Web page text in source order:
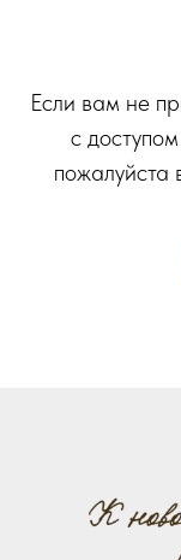
Если вам не
с
пожалуйста